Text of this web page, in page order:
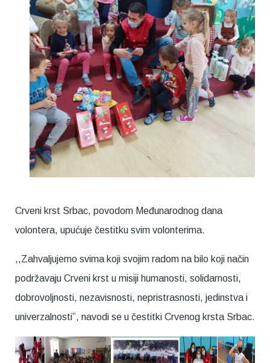
Crveni krst Srbac, povodom Međunarodnog dana
volontera, upućuje čestitku svim volonterima.
,,Zahvaljujemo svima koji svojim radom na bilo koji način
podržavaju Crveni krst u misiji humanosti, solidarnosti,
dobrovoljnosti, nezavisnosti, nepristrasnosti, jedinstva i
univerzalnosti”, navodi se u čestitki Crvenog krsta Srbac.